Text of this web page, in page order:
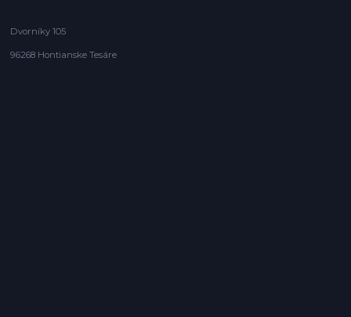
Dvorníky 105
96268 Hontianske Tesáre